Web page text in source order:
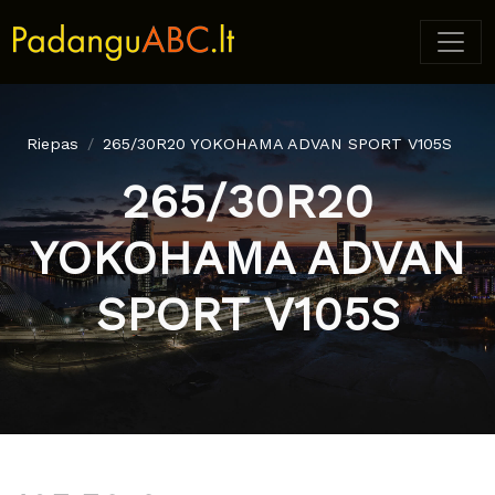
Riepas 265/30R20 YOKOHAMA ADVAN SPORT V105S
265/30R20
YOKOHAMA ADVAN
SPORT V105S